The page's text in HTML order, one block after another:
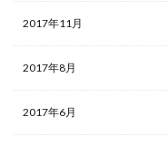
2017年11月
2017年8月
2017年6月